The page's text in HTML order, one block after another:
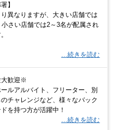
】
り異なりますが、大きい店舗では
小さい店舗では2～3名が配属され
…続きを読む
歓迎※
ルアルバイト、フリーター、別
チャレンジなど、様々なバック
を持つ方が活躍中！
…続きを読む